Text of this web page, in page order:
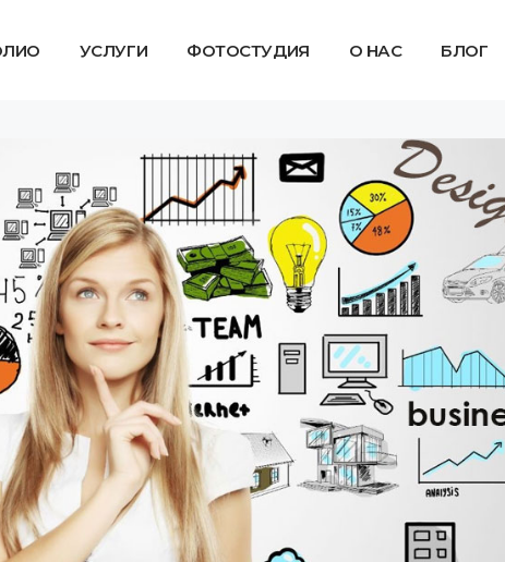
УСЛУГИ ФОТОСТУДИЯ О НАС БЛОГ